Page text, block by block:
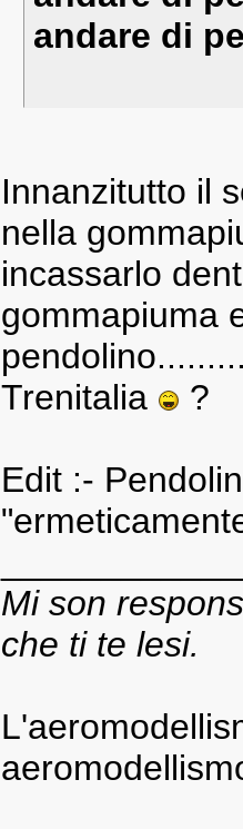
andare di
Innanzitutto il
nella
incassarlo
gommapiuma
Trenitalia
?
Edit :-
Mi son
che ti te lesi.